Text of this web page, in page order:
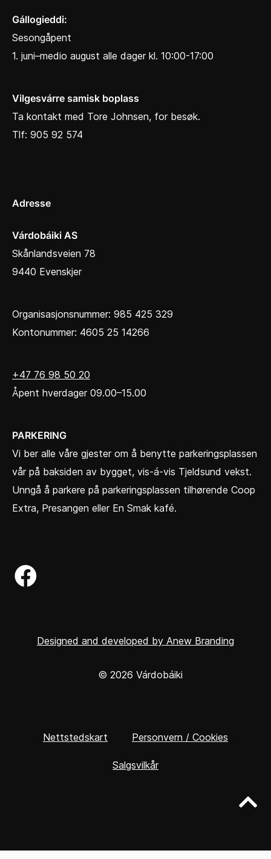
Adresse
Várdobáiki AS
Skånlandsveien 78
9440 Evenskjer
Organisasjonsnummer: 985 425 329
Kontonummer: 4605 25 14266
+47 76 98 50 20
Åpent hverdager 09.00–15.00
PARKERING
Vi ber alle våre gjester om å benytte parkeringsplassen
vår på baksiden av bygget, vis-á-vis Tjeldsund vekst.
Unngå å parkere på parkeringsplassen tilhørende Coop
Extra, Presangen eller En Smak kafé.
Gállogieddi:
Sesongåpent
1. juni–medio august alle dager kl. 10:00-17:00
Vilgesvárre samisk boplass
Ta kontakt med Tore Johnsen, for besøk.
Tlf: 905 92 574
Designed and developed by Anew Branding
© 2026 Várdobáiki
Nettstedskart Personvern / Cookies
Salgsvilkår